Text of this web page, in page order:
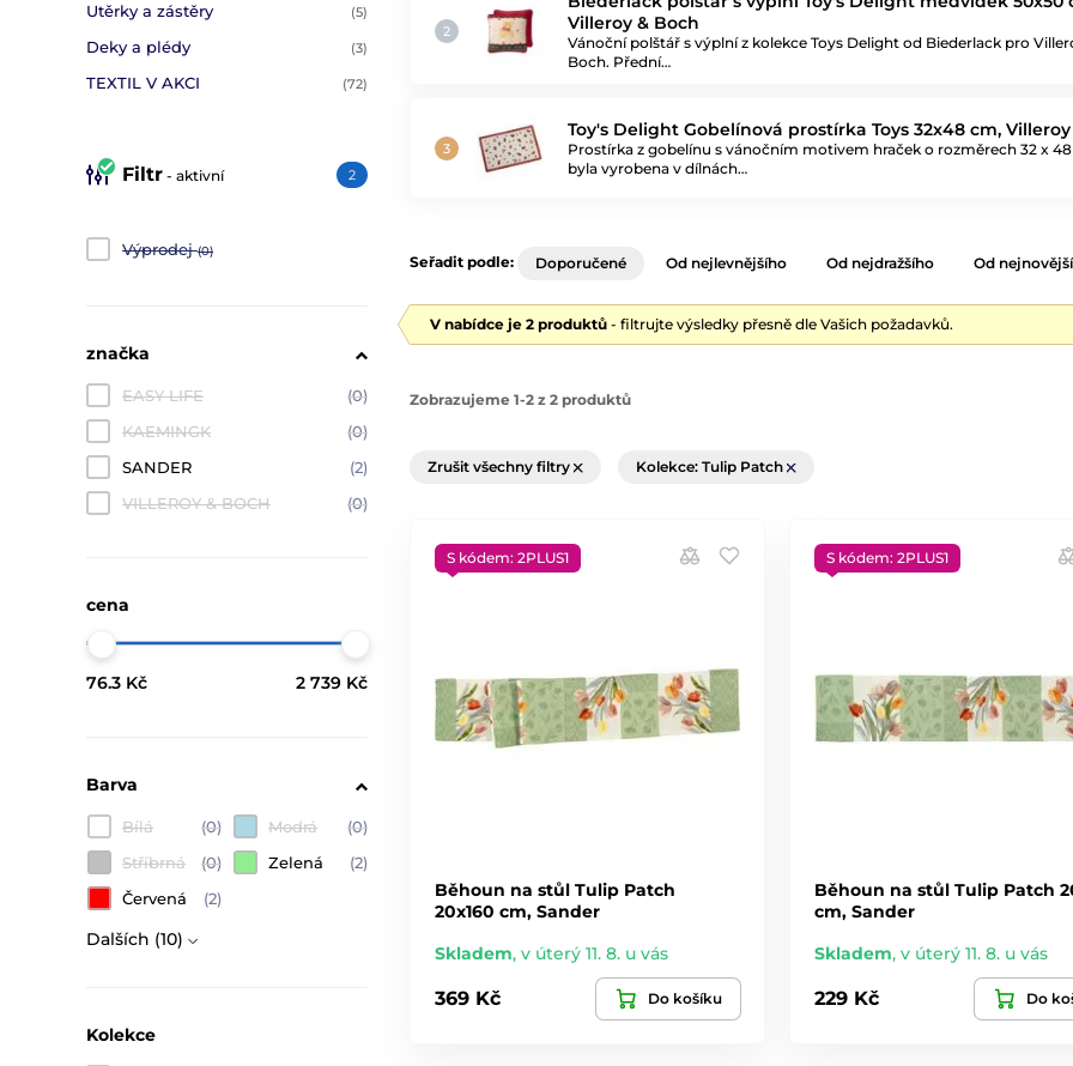
Villeroy & Boch
Vánoční polštář s výplní z kolekce Toys Delight od Biederlack pro
Boch. Přední…
Toy's Delight Gobelínová prostírka Toys 32x48 cm,
Prostírka z gobelínu s vánočním motivem hraček o rozměrech 32 x
byla vyrobena v dílnách…
Utěrky a zástěry (5)
Deky a plédy (3)
TEXTIL V AKCI (72)
Filtr - aktivní 2
Výprodej (0)
značka
EASY LIFE
(0)
KAEMINGK
(0)
SANDER
(2)
VILLEROY & BOCH
(0)
cena
76.3 Kč 2 739 Kč
Barva
Bílá (0) Modrá
(0)
Stříbrná
(0) Zelená
(2)
Červená
(2)
Dalších (10)
Kolekce
Seřadit podle: Doporučené Od nejlevnějšího Od nejdražšího Od
V nabídce je 2 produktů - filtrujte výsledky přesně dle Vašich požadavků.
Zobrazujeme 1-2 z 2 produktů
Zrušit všechny filtry Kolekce: Tulip Patch
S kódem: 2PLUS1
Běhoun na stůl Tulip Patch
20x160 cm, Sander
Skladem, v úterý 11. 8. u vás
369 Kč Do košíku
S kódem: 2PLUS1
Běhoun na stůl Tulip Patch
cm, Sander
Skladem, v úterý 11. 8. u vás
229 Kč Do